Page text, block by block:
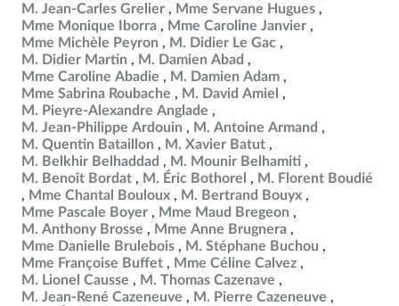
M. Jean-Carles Grelier
Mme Servane Hugues
Mme Monique Iborra
Mme Caroline Janvier
Mme Michèle Peyron
M. Didier Le Gac
M. Didier Martin
M. Damien Abad
Mme Caroline Abadie
M. Damien Adam
Mme Sabrina Roubache
M. David Amiel
M. Pieyre-Alexandre Anglade
M. Jean-Philippe Ardouin
M. Antoine Armand
M. Quentin Bataillon
M. Xavier Batut
M. Belkhir Belhaddad
M. Mounir Belhamiti
M. Benoît Bordat
M. Éric Bothorel
M. Florent Boudié
Mme Chantal Bouloux
M. Bertrand Bouyx
Mme Pascale Boyer
Mme Maud Bregeon
M. Anthony Brosse
Mme Anne Brugnera
Mme Danielle Brulebois
M. Stéphane Buchou
Mme Françoise Buffet
Mme Céline Calvez
M. Lionel Causse
M. Thomas Cazenave
M. Jean-René Cazeneuve
M. Pierre Cazeneuve